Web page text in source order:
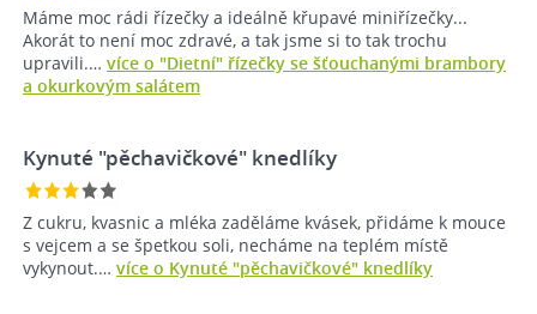
Máme moc rádi řízečky a ideálně křupavé miniřízečky...
Akorát to není moc zdravé, a tak jsme si to tak trochu
upravili.… více o "Dietní" řízečky se šťouchanými brambory
a okurkovým salátem
Kynuté "pěchavičkové" knedlíky
Z cukru, kvasnic a mléka zaděláme kvásek, přidáme k mouce
s vejcem a se špetkou soli, necháme na teplém místě
vykynout.… více o Kynuté "pěchavičkové" knedlíky